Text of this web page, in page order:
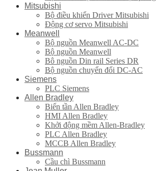
Mitsubishi
Bộ điều khiển Driver Mitsubishi
Động cơ servo Mitsubishi
Meanwell
Bộ nguồn Meanwell AC-DC
Bộ nguồn Meanwell
Bô nguồn Din rail Series DR
Bộ nguồn chuyển đổi DC-AC
Siemens
PLC Siemens
Allen Bradley
Biến tần Allen Bradley
HMI Allen Bradley
Khởi động mềm Allen-Bradley
PLC Allen Bradley
MCCB Allen Bradley
Bussmann
Cầu chì Bussmann